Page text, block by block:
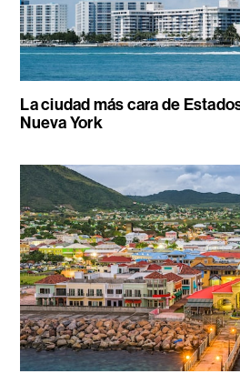
La ciudad más cara de
Nueva York